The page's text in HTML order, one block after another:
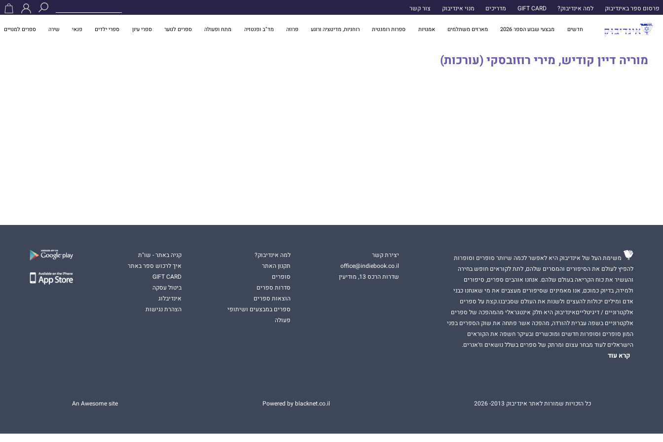
פרסום ספר באינדיבוק למה אינדיבוק? GIFT CARD מדריכים מנוי אינדיבוק צור קשר
חדשים מבצעי שבוע הספר 2026 מארזים משתלמים אמנויות ספרות רומנטית רוחניות, מדיטציה ורוגע פרוזה מד"ב ופנטזיה מתח ופעולה ספרים לנוער ספרי עיון ספרי ילדים פנאי שירה ספרים למנויים
מוריה דיין קודיש, מירי רוזובסקי (עורכות)
משימת העל של אינדיבוק היא לאפשר לכמה שיותר סופרים וסופרות
להפיץ לעולם את הסיפורים והמסרים שלהם, לתת לקוראים חופש בחירה
והעשיר את כוח הקריאה בעולם שלהם. אנחנו אוהבים ספרים, סיפורים
ולמידה, בדיוק כמוכם, אנו מאמינים שסיפורים מעצבים את מי שאנחנו כבני
אדם ומילים יכולות להעצים ולשנות את העולם שסביבנו.קצת על ספרים
אלקטרוניים / דיגיטלייםאינדיבוק היא חלק אינטגראלי מהמהפכה של ספרים
אלקטרוניים בשפה עברית להורדה, מהפכה אשר פתחה את שוק הספרים בפני
המון סופרים וסופרות חדשים ומוכשרים ובעיקר חשפה את הקוראים
הישראלים לעוד מבחר עצום ומרתק של ספרים בשלל נושאים וז'אנרים.
קרא עוד
יצירת קשר
office@indiebook.co.il
שדרות הרכס 13, מודיעין
למה אינדיבוק?
תקנון האתר
סופרים
סדרות ספרים
הוצאות ספרים
ספרים במבצעים ושיתופי
פעולה
קניה באתר - שו"ת
איך לרכוש ספר באתר
GIFT CARD
ביטול עסקה
אינדיבלוג
הצהרת נגישות
כל הזכויות שמורות לאתר אינדיבוק 2013- 2026 Powered by blacknet.co.il
An Awesome site